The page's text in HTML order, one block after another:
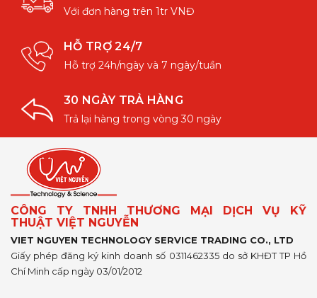
Với đơn hàng trên 1tr VNĐ
HỖ TRỢ 24/7
Hỗ trợ 24h/ngày và 7 ngày/tuần
30 NGÀY TRẢ HÀNG
Trả lại hàng trong vòng 30 ngày
CÔNG TY TNHH THƯƠNG MẠI DỊCH VỤ KỸ
THUẬT VIỆT NGUYỄN
VIET NGUYEN TECHNOLOGY SERVICE TRADING CO., LTD
Giấy phép đăng ký kinh doanh số 0311462335 do sở KHĐT TP Hồ
Chí Minh cấp ngày 03/01/2012